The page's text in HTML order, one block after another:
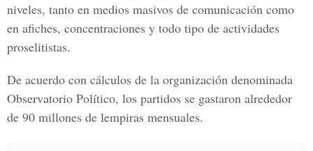
niveles, tanto en medios masivos de comunicación como
en afiches, concentraciones y todo tipo de actividades
proselitistas.
De acuerdo con cálculos de la organización denominada
Observatorio Político, los partidos se gastaron alrededor
de 90 millones de lempiras mensuales.